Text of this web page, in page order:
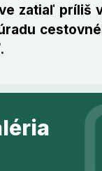
zatiaľ príliš
.